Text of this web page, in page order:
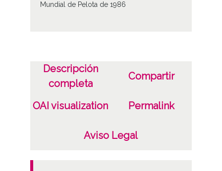
Mundial de Pelota de 1986
Descripción
completa
Compartir
OAI visualization Permalink
Aviso Legal